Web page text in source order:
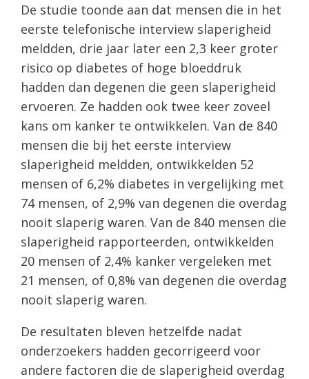
De studie toonde aan dat mensen die in het
eerste telefonische interview slaperigheid
meldden, drie jaar later een 2,3 keer groter
risico op diabetes of hoge bloeddruk
hadden dan degenen die geen slaperigheid
ervoeren. Ze hadden ook twee keer zoveel
kans om kanker te ontwikkelen. Van de 840
mensen die bij het eerste interview
slaperigheid meldden, ontwikkelden 52
mensen of 6,2% diabetes in vergelijking met
74 mensen, of 2,9% van degenen die overdag
nooit slaperig waren. Van de 840 mensen die
slaperigheid rapporteerden, ontwikkelden
20 mensen of 2,4% kanker vergeleken met
21 mensen, of 0,8% van degenen die overdag
nooit slaperig waren.
De resultaten bleven hetzelfde nadat
onderzoekers hadden gecorrigeerd voor
andere factoren die de slaperigheid overdag